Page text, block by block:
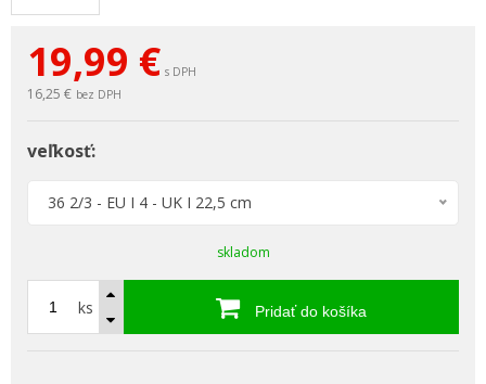
19,99 € s DPH
16,25 € bez DPH
veľkosť:
36 2/3 - EU I 4 - UK I 22,5 cm
skladom
ks Pridať do košíka